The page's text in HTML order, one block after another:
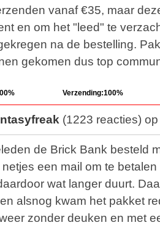
vanaf €35, maar
en om het "leed" te
na de bestelling.
gekomen dus top
Verzending:100%
(1223 reacties)
de Brick Bank besteld
een mail om te
wat langer duurt.
alsnog kwam het pakket
zonder deuken en met